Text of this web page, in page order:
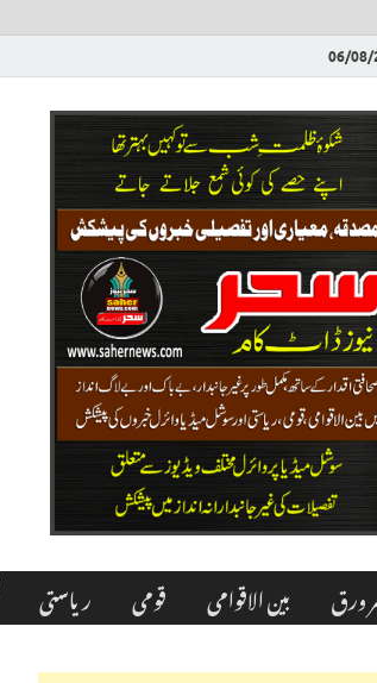
06/08/
ورق بین الاقوامی قومی ریاستی